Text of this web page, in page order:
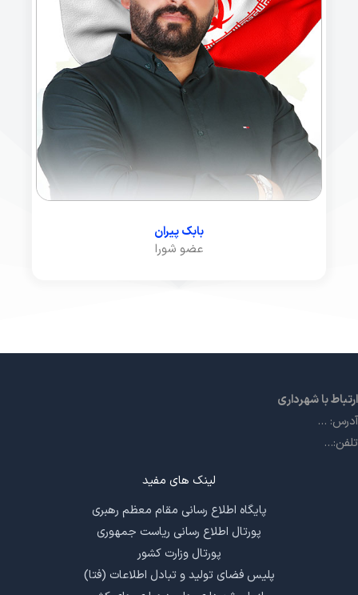
بابک پیران
عضو شورا
ارتباط با شهرداری
آدرس: ...
تلفن:...
لینک های مفید
پایگاه اطلاع رسانی مقام معظم رهبری
پورتال اطلاع رسانی ریاست جمهوری
پورتال وزارت کشور
پلیس فضای تولید و تبادل اطلاعات (فتا)